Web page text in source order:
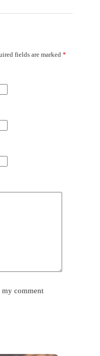
fields are marked *
my comment